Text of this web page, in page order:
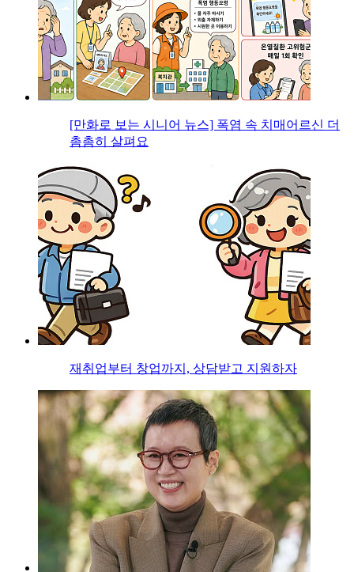
[만화로 보는 시니어 뉴스] 폭염 속 치매어르신 더
촘촘히 살펴요
재취업부터 창업까지, 상담받고 지원하자